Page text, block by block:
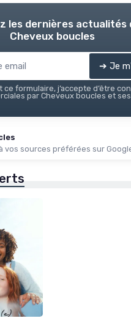
les dernières actualités
Cheveux boucles
➔ Je
ce formulaire, j’accepte d’être
par Cheveux boucles et ses
vos sources préférées sur